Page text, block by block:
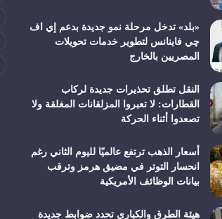
«بلد» تدخل مرحلة نمو جديدة بدعم إي اف
چي فاينانس لتطوير خدمات تحويلات
المصريين بالخارج
النقل تطلق تحذيرات جديدة لركاب
القطارات: لا تعبروا المزلقانات المغلقة ولا
تصعدوا أثناء الحركة
أسعار الذهب ترتفع عالميًا لليوم الثاني رغم
انحسار التوتر في مضيق هرمز وترقب
بيانات الوظائف الأمريكية
هيئة الطرق والكباري تحدد ضوابط جديدة